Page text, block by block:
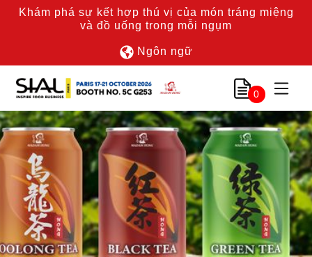
Khám phá sự kết hợp thú vị của món tráng miệng
và đồ uống trong mỗi ngụm
Ngôn ngữ
0